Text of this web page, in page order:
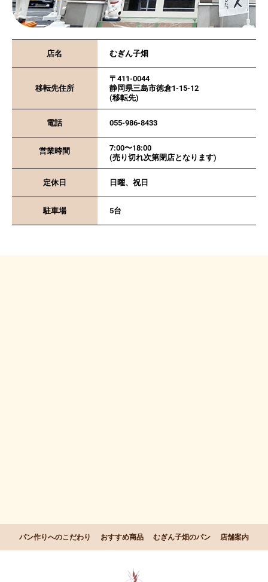
店名 むぎん子畑
移転先住所
〒411-0044
静岡県三島市徳倉1-15-12
(移転先)
電話 055-986-8433
営業時間
7:00〜18:00
(売り切れ次第閉店となります)
定休日 日曜、祝日
駐車場 5台
パン作りへのこだわり おすすめ商品 むぎん子畑のパン 店舗案内